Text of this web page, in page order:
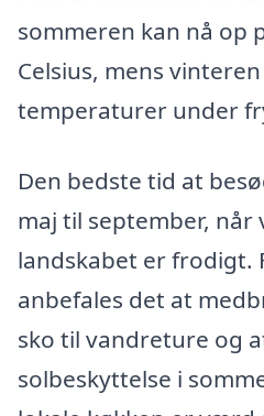
sommeren kan nå op
Celsius, mens
temperaturer under
Den bedste tid at
maj til september,
landskabet er frodigt.
anbefales det at
sko til vandreture og
solbeskyttelse i